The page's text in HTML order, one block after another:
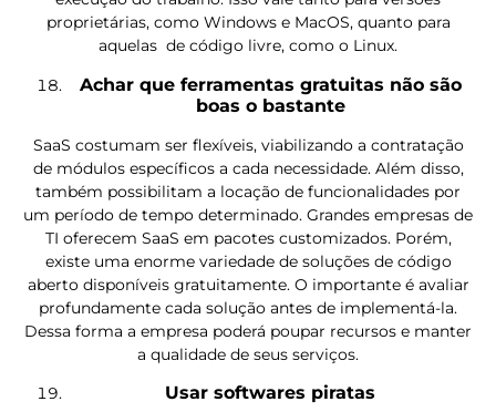
proprietárias, como Windows e MacOS, quanto para
aquelas de código livre, como o Linux.
Achar que ferramentas gratuitas não são
boas o bastante
SaaS costumam ser flexíveis, viabilizando a contratação
de módulos específicos a cada necessidade. Além disso,
também possibilitam a locação de funcionalidades por
um período de tempo determinado. Grandes empresas de
TI oferecem SaaS em pacotes customizados. Porém,
existe uma enorme variedade de soluções de código
aberto disponíveis gratuitamente. O importante é avaliar
profundamente cada solução antes de implementá-la.
Dessa forma a empresa poderá poupar recursos e manter
a qualidade de seus serviços.
Usar softwares piratas